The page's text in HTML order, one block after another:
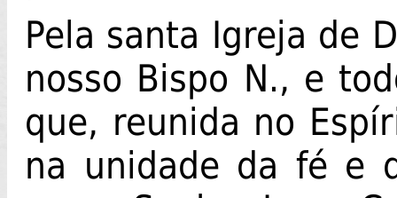
Pela santa Igreja de
nosso Bispo N., e
que, reunida no
na unidade da fé e